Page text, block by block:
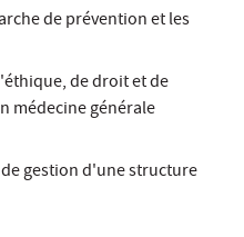
de prévention et les
de droit et de
médecine générale
gestion d'une structure